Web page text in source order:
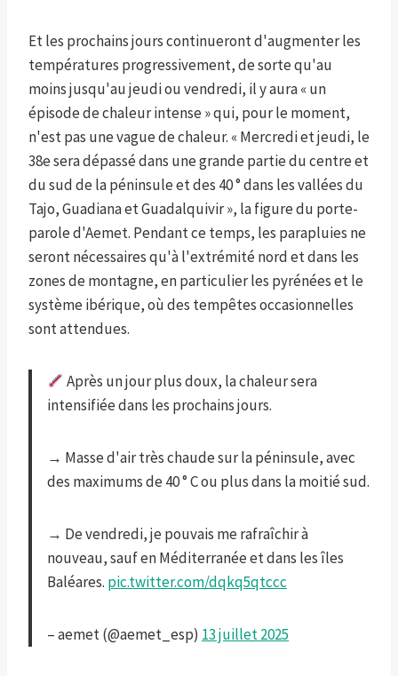
Et les prochains jours continueront d'augmenter les
températures progressivement, de sorte qu'au
moins jusqu'au jeudi ou vendredi, il y aura « un
épisode de chaleur intense » qui, pour le moment,
n'est pas une vague de chaleur. « Mercredi et jeudi, le
38e sera dépassé dans une grande partie du centre et
du sud de la péninsule et des 40 ° dans les vallées du
Tajo, Guadiana et Guadalquivir », la figure du porte-
parole d'Aemet. Pendant ce temps, les parapluies ne
seront nécessaires qu'à l'extrémité nord et dans les
zones de montagne, en particulier les pyrénées et le
système ibérique, où des tempêtes occasionnelles
sont attendues.
Après un jour plus doux, la chaleur sera
intensifiée dans les prochains jours.
→ Masse d'air très chaude sur la péninsule, avec
des maximums de 40 ° C ou plus dans la moitié sud.
→ De vendredi, je pouvais me rafraîchir à
nouveau, sauf en Méditerranée et dans les îles
Baléares. pic.twitter.com/dqkq5qtccc
– aemet (@aemet_esp) 13 juillet 2025